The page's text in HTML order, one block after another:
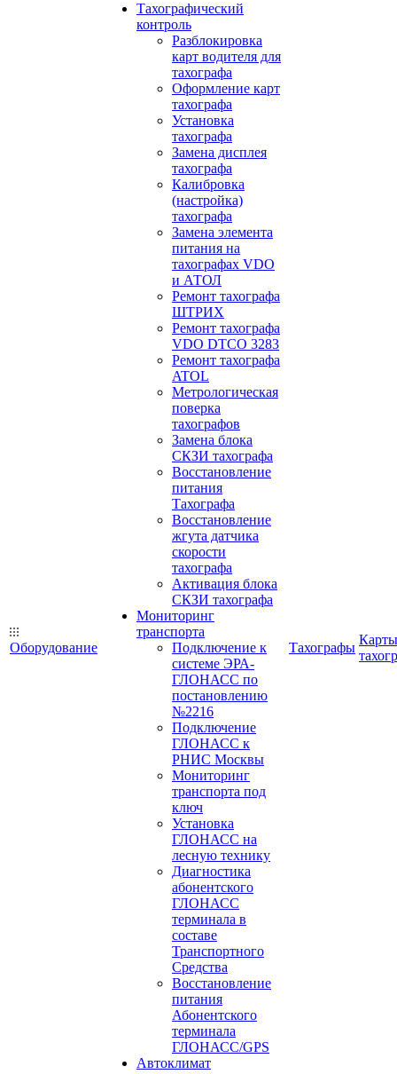
Оборудование
Тахографический
контроль
Разблокировка
карт водителя для
тахографа
Оформление карт
тахографа
Установка
тахографа
Замена дисплея
тахографа
Калибровка
(настройка)
тахографа
Замена элемента
питания на
тахографах VDO
и АТОЛ
Ремонт тахографа
ШТРИХ
Ремонт тахографа
VDO DTCO 3283
Ремонт тахографа
ATOL
Метрологическая
поверка
тахографов
Замена блока
СКЗИ тахографа
Восстановление
питания
Тахографа
Восстановление
жгута датчика
скорости
тахографа
Активация блока
СКЗИ тахографа
Мониторинг
транспорта
Подключение к
системе ЭРА-
ГЛОНАСС по
постановлению
№2216
Подключение
ГЛОНАСС к
РНИС Москвы
Мониторинг
транспорта под
ключ
Установка
ГЛОНАСС на
лесную технику
Диагностика
абонентского
ГЛОНАСС
терминала в
составе
Транспортного
Средства
Восстановление
питания
Абонентского
терминала
ГЛОНАСС/GPS
Автоклимат
Тахографы
Карты